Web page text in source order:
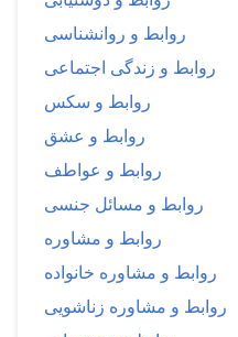
روابط و روانشناسی
روابط و زندگی اجتماعی
روابط و سکس
روابط و عشق
روابط و عواطف
روابط و مسائل جنسی
روابط و مشاوره
روابط و مشاوره خانواده
روابط و مشاوره زناشویی